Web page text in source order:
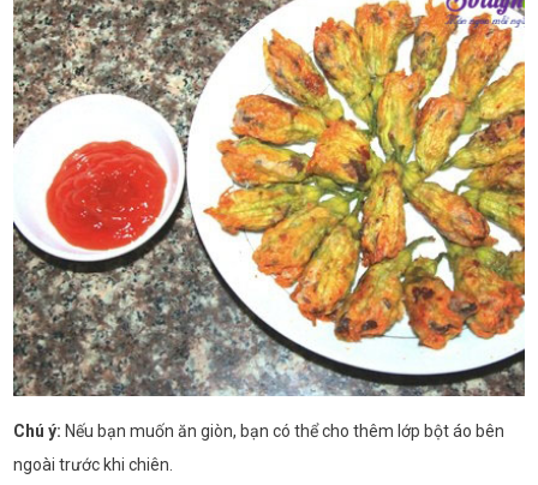
Chú ý: Nếu bạn muốn ăn giòn, bạn có thể cho thêm lớp bột áo bên
ngoài trước khi chiên.